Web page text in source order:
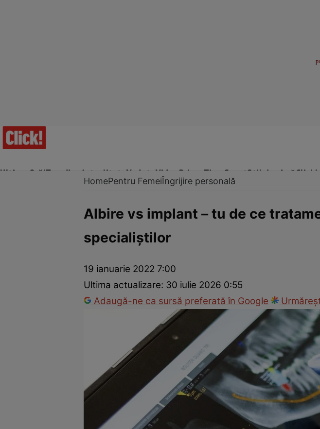
Ultima Oră!Trending Actualitate Vedete Video Prime Time SportStil de viață
Dezvoltare personalăÎngrijire personalăCasă și grădină
HomePentru FemeiÎngrijire personală
Albire vs implant – tu de ce
specialiştilor
19 ianuarie 2022 7:00
Ultima actualizare: 30 iulie 2026 0:55
Adaugă-ne ca sursă preferată în Google